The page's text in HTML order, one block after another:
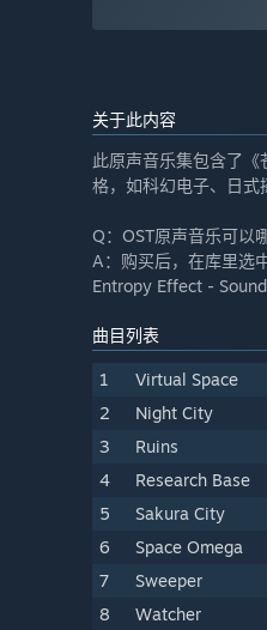
关于此内容
此原声音乐集包含了《
格，如科幻电子、日式
Q：OST原声音乐可以
A：购买后，在库里选
Entropy Effect -
曲目列表
1 Virtual Space
2
Night City
3
Ruins
4
Research Base
5
Sakura City
6
Space Omega
7
Sweeper
8
Watcher